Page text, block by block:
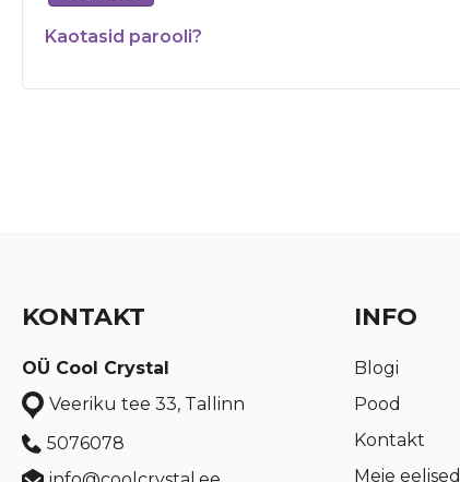
Kaotasid parooli?
KONTAKT
OÜ Cool Crystal
Veeriku tee 33, Tallinn
5076078
INFO
Blogi
Pood
Kontakt
Meie eelised